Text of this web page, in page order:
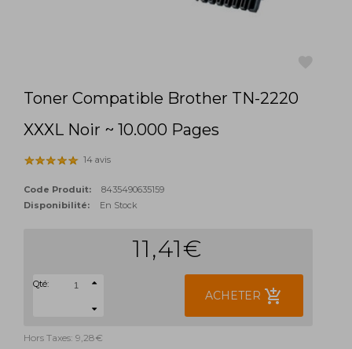
Toner Compatible Brother TN-2220
XXXL Noir ~ 10.000 Pages
14 avis
Code Produit:
8435490635159
Disponibilité:
En Stock
11,41€
Qté:
ACHETER add_shopping_cart
Hors Taxes: 9,28€